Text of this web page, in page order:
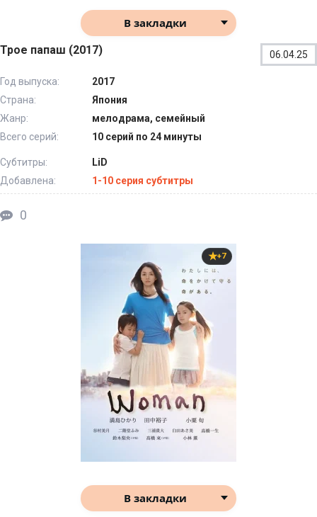
В закладки
Трое папаш (2017) 06.04.25
Год выпуска:
2017
Страна:
Япония
Жанр:
мелодрама, семейный
Всего серий:
10 серий по 24 минуты
Субтитры:
LiD
Добавлена:
1-10 серия субтитры
0
+7
В закладки